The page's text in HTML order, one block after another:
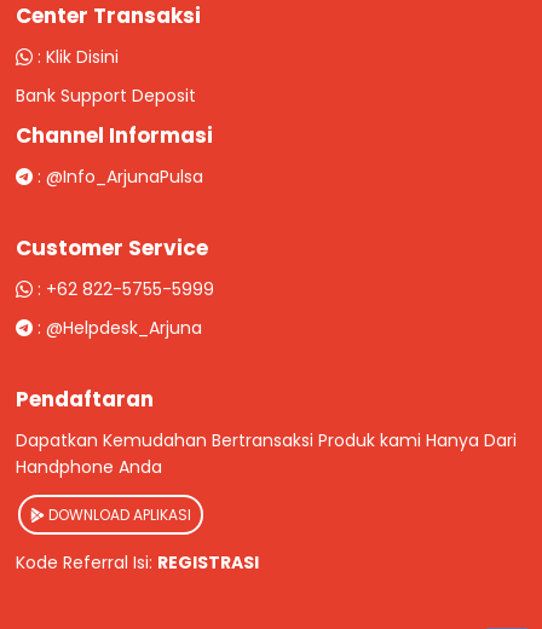
Center Transaksi
: Klik Disini
Bank Support Deposit
Channel Informasi
: @Info_ArjunaPulsa
Customer Service
: +62 822-5755-5999
: @Helpdesk_Arjuna
Pendaftaran
Dapatkan Kemudahan Bertransaksi Produk kami Hanya Dari
Handphone Anda
DOWNLOAD APLIKASI
Kode Referral Isi: REGISTRASI